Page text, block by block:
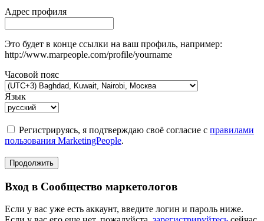
Адрес профиля
Это будет в конце ссылки на ваш профиль, например:
http://www.marpeople.com/profile/yourname
Часовой пояс
Язык
Регистрируясь, я подтверждаю своё согласие с правилами
пользования MarketingPeople.
Продолжить
Вход в Сообщество маркетологов
Если у вас уже есть аккаунт, введите логин и пароль ниже.